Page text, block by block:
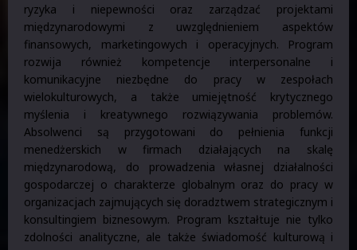
ryzyka i niepewności oraz zarządzać projektami
międzynarodowymi z uwzględnieniem aspektów
finansowych, marketingowych i operacyjnych. Program
rozwija również kompetencje interpersonalne i
komunikacyjne niezbędne do pracy w zespołach
wielokulturowych, a także umiejętność krytycznego
myślenia i kreatywnego rozwiązywania problemów.
Absolwenci są przygotowani do pełnienia funkcji
menedżerskich w firmach działających na skalę
międzynarodową, do prowadzenia własnej działalności
gospodarczej o charakterze globalnym oraz do pracy w
organizacjach zajmujących się doradztwem strategicznym i
konsultingiem biznesowym. Program kształtuje nie tylko
zdolności analityczne, ale także świadomość kulturową i